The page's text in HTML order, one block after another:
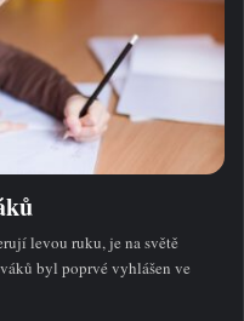
levou ruku, je na světě
byl poprvé vyhlášen ve